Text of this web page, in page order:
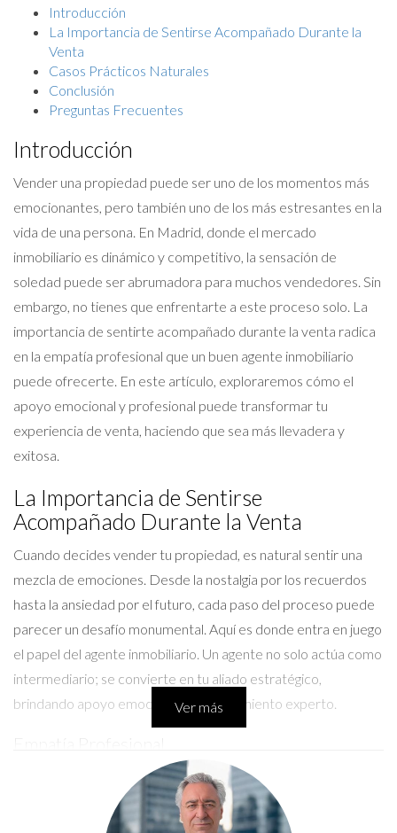
Introducción
La Importancia de Sentirse Acompañado Durante la
Venta
Casos Prácticos Naturales
Conclusión
Preguntas Frecuentes
Introducción
Vender una propiedad puede ser uno de los momentos más
emocionantes, pero también uno de los más estresantes en la
vida de una persona. En Madrid, donde el mercado
inmobiliario es dinámico y competitivo, la sensación de
soledad puede ser abrumadora para muchos vendedores. Sin
embargo, no tienes que enfrentarte a este proceso solo. La
importancia de sentirte acompañado durante la venta radica
en la empatía profesional que un buen agente inmobiliario
puede ofrecerte. En este artículo, exploraremos cómo el
apoyo emocional y profesional puede transformar tu
experiencia de venta, haciendo que sea más llevadera y
exitosa.
La Importancia de Sentirse
Acompañado Durante la Venta
Cuando decides vender tu propiedad, es natural sentir una
mezcla de emociones. Desde la nostalgia por los recuerdos
hasta la ansiedad por el futuro, cada paso del proceso puede
parecer un desafío monumental. Aquí es donde entra en juego
el papel del agente inmobiliario. Un agente no solo actúa como
intermediario; se convierte en tu aliado estratégico,
brindando apoyo emocional y asesoramiento experto.
La empatía profesional se traduce en comprender tus
necesidades y preocupaciones. Un buen agente se toma el
tiempo para escuchar tus inquietudes y te ofrece soluciones
Ver más